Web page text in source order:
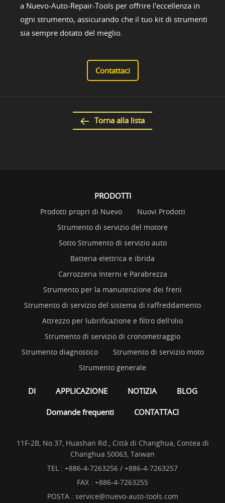
a Nuevo-Auto-Repair-Tools per offrire l'eccellenza in
ogni strumento, assicurando che il tuo kit di strumenti
sia sempre dotato del meglio.
Contattaci
Torna alla lista
PRODOTTI
Prodotti propri di Nuevo
Nuovi Prodotti
Strumento di servizio del motore
Sotto Strumento di servizio auto
Batteria elettrica e ibrida
Carrozzeria Interni e Parabrezza
Strumento per la manutenzione dei freni
Strumento di servizio del sistema di raffreddamento
Attrezzo per lubrificazione e filtro dell'olio
Strumento di servizio di cronometraggio
Strumento diagnostico
Strumento di servizio moto
Strumento generale
DI APPLICAZIONE NOTIZIA BLOG
Domande frequenti CONTATTACI
11F-2B, No.37, Huashan Rd., Città di Changhua, Contea di
Changhua 50063, Taiwan
TEL : +886-4-7263256 / +886-4-7263257
FAX : +886-4-7263255
POSTA : service@nuevo-auto-tools.com